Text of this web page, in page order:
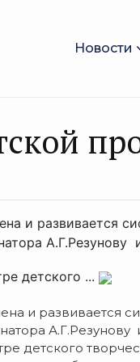
Новости
и развивается
А.Г.Резунову
детского ...
и развивается
А.Г.Резунову
детского